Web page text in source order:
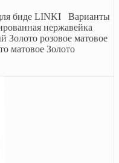
биде LINKI Варианты
нержавейка
розовое матовое
матовое Золото